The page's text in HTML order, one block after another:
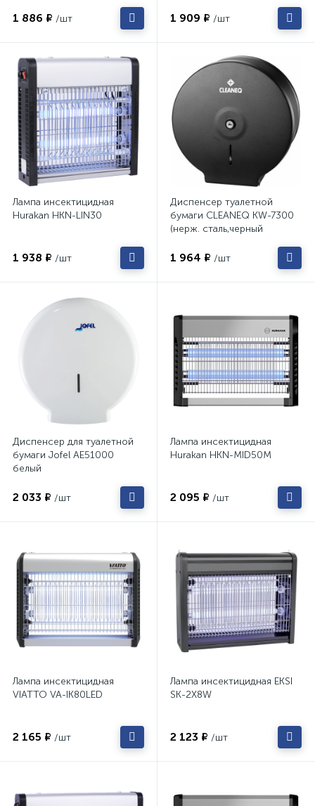
1 886 ₽ /шт 1 909 ₽ /шт
Лампа инсектицидная
Hurakan HKN-LIN30
1 938 ₽ /шт
Диспенсер туалетной
бумаги CLEANEQ KW-7300
(нерж. сталь,черный
1 964 ₽ /шт
Диспенсер для туалетной
бумаги Jofel AE51000
белый
2 033 ₽ /шт
Лампа инсектицидная
Hurakan HKN-MID50M
2 095 ₽ /шт
Лампа инсектицидная
VIATTO VA-IK80LED
2 165 ₽ /шт
Лампа инсектицидная EKSI
SK-2X8W
2 123 ₽ /шт